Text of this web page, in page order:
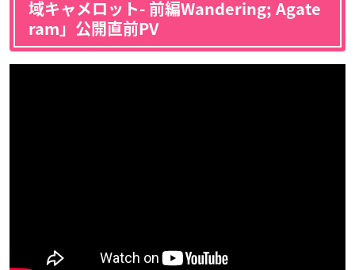
域キャメロット- 前編Wandering; Agate
ram」公開直前PV